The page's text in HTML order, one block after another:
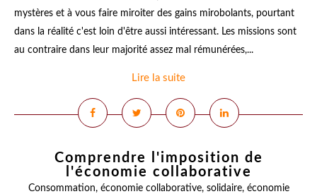
mystères et à vous faire miroiter des gains mirobolants, pourtant
dans la réalité c'est loin d'être aussi intéressant. Les missions sont
au contraire dans leur majorité assez mal rémunérées,...
Lire la suite
Comprendre l'imposition de
l'économie collaborative
Consommation, économie collaborative, solidaire, économie